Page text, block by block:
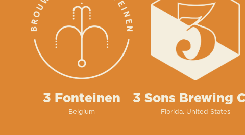
3 Fonteinen
Belgium
3 Sons Brewing
Florida, United States